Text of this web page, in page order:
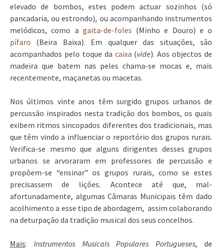
elevado de bombos, estes podem actuar sozinhos (só
pancadaria, ou estrondo), ou acompanhando instrumentos
melódicos, como a gaita-de-foles (Minho e Douro) e o
pífaro (Beira Baixa). Em qualquer das situações, são
acompanhados pelo toque da caixa (vide). Aos objectos de
madeira que batem nas peles chama-se mocas e, mais
recentemente, maçanetas ou macetas.
Nos últimos vinte anos têm surgido grupos urbanos de
percussão inspirados nesta tradição dos bombos, os quais
exibem ritmos sincopados diferentes dos tradicionais, mas
que têm vindo a influenciar o reportório dos grupos rurais.
Verifica-se mesmo que alguns dirigentes desses grupos
urbanos se arvoraram em professores de percussão e
propõem-se “ensinar” os grupos rurais, como se estes
precisassem de lições. Acontece até que, mal-
afortunadamente, algumas Câmaras Municipais têm dado
acolhimento a esse tipo de abordagem, assim colaborando
na deturpação da tradição musical dos seus concelhos.
Mais: Instrumentos Musicais Populares Portugueses, de